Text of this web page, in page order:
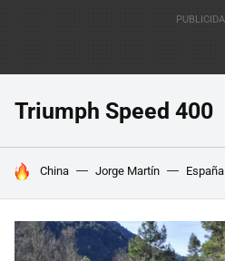
Triumph Speed 400
HOY SE HABLA DE
China Jorge Martín España